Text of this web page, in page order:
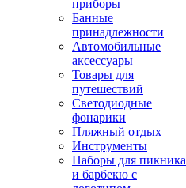
приборы
Банные
принадлежности
Автомобильные
аксессуары
Товары для
путешествий
Светодиодные
фонарики
Пляжный отдых
Инструменты
Наборы для пикника
и барбекю с